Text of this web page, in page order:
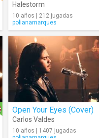
Halestorm
10 años | 212 jugadas
polianamarques
Open Your Eyes (Cover)
Carlos Valdes
10 años | 1407 jugadas